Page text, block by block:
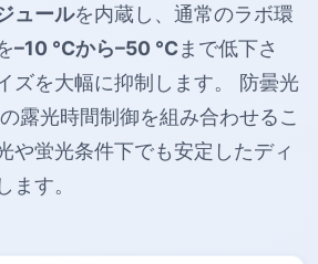
ュールを内蔵し、通常のラボ環
–10 °Cから–50 °Cまで低下さ
ズを大幅に抑制します。 防曇光
の露光時間制御を組み合わせるこ
や蛍光条件下でも安定したディ
ます。